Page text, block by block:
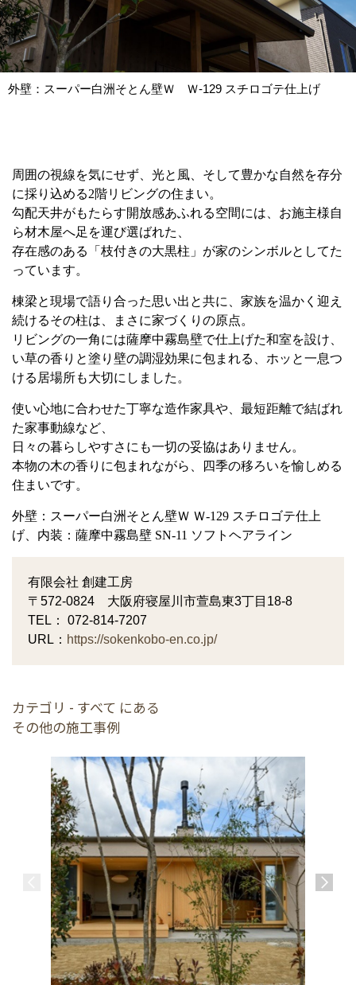
外壁：スーパー白洲そとん壁Ｗ Ｗ-129 スチロゴテ仕上げ
周囲の視線を気にせず、光と風、そして豊かな自然を存分
に採り込める2階リビングの住まい。
勾配天井がもたらす開放感あふれる空間には、お施主様自
ら材木屋へ足を運び選ばれた、
存在感のある「枝付きの大黒柱」が家のシンボルとしてた
っています。
棟梁と現場で語り合った思い出と共に、家族を温かく迎え
続けるその柱は、まさに家づくりの原点。
リビングの一角には薩摩中霧島壁で仕上げた和室を設け、
い草の香りと塗り壁の調湿効果に包まれる、ホッと一息つ
ける居場所も大切にしました。
使い心地に合わせた丁寧な造作家具や、最短距離で結ばれ
た家事動線など、
日々の暮らしやすさにも一切の妥協はありません。
本物の木の香りに包まれながら、四季の移ろいを愉しめる
住まいです。
外壁：スーパー白洲そとん壁Ｗ Ｗ-129 スチロゴテ仕上
げ、内装：薩摩中霧島壁 SN-11 ソフトヘアライン
有限会社 創建工房
〒572-0824 大阪府寝屋川市萱島東3丁目18-8
TEL： 072-814-7207
URL： https://sokenkobo-en.co.jp/
カテゴリ - すべて にある
その他の施工事例